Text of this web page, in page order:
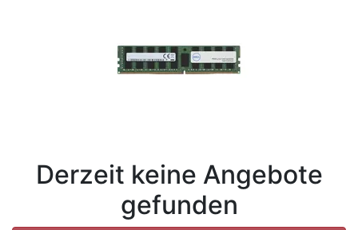
Derzeit keine Angebote
gefunden